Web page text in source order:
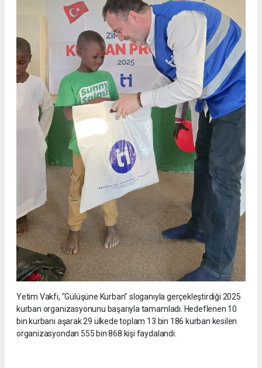
Yetim Vakfı, "Gülüşüne Kurban" sloganıyla gerçekleştirdiği 2025
kurban organizasyonunu başarıyla tamamladı. Hedeflenen 10
bin kurbanı aşarak 29 ülkede toplam 13 bin 186 kurban kesilen
organizasyondan 555 bin 868 kişi faydalandı.